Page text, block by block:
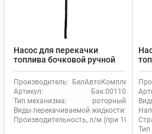
Насос для перекачки
топлива бочковой ручной
Гефест БелАк роторный
Производитель: БелАвтоКомплект
Артикул:
Бак.00110
Тип механизма:
роторный
Виды перекачиваемой жидкости:
Производительность, л/м (при 100
Тип